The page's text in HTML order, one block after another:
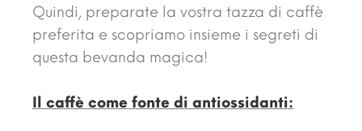
Quindi, preparate la vostra tazza di caffè
preferita e scopriamo insieme i segreti di
questa bevanda magica!
Il caffè come fonte di antiossidanti: